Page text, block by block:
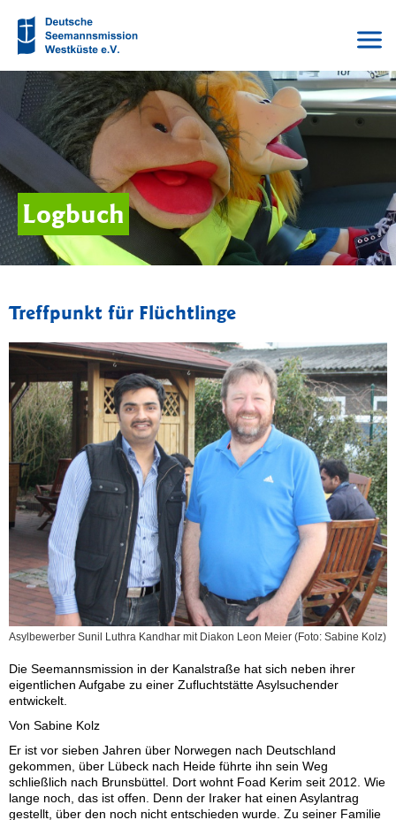
Logbuch
Treffpunkt für Flüchtlinge
Asylbewerber Sunil Luthra Kandhar mit Diakon Leon Meier (Foto: Sabine Kolz)
Die Seemannsmission in der Kanalstraße hat sich neben ihrer
eigentlichen Aufgabe zu einer Zufluchtstätte Asylsuchender
entwickelt.
Von Sabine Kolz
Er ist vor sieben Jahren über Norwegen nach Deutschland
gekommen, über Lübeck nach Heide führte ihn sein Weg
schließlich nach Brunsbüttel. Dort wohnt Foad Kerim seit 2012. Wie
lange noch, das ist offen. Denn der Iraker hat einen Asylantrag
gestellt, über den noch nicht entschieden wurde. Zu seiner Familie